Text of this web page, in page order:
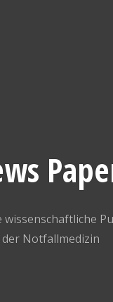
wissenschaftliche
der Notfallmedizin